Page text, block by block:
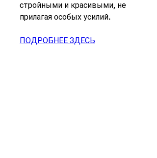
стройными и красивыми, не
прилагая особых усилий.
ПОДРОБНЕЕ ЗДЕСЬ